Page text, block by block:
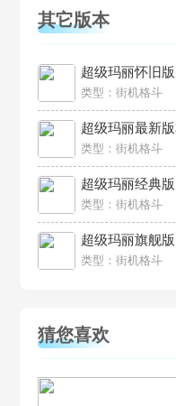
其它版本
超级玛丽怀旧
类型： 街机格斗
超级玛丽最新
类型： 街机格斗
超级玛丽经典
类型： 街机格斗
超级玛丽旗舰
类型： 街机格斗
猜您喜欢